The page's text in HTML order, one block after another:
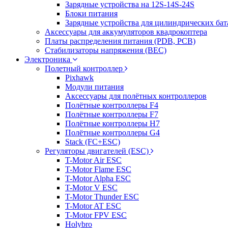
Зарядные устройства на 12S-14S-24S
Блоки питания
Зарядные устройства для цилиндрических
Аксессуары для аккумуляторов квадрокоптера
Платы распределения питания (PDB, PCB)
Стабилизаторы напряжения (BEC)
Электроника
Полетный контроллер
Pixhawk
Модули питания
Аксессуары для полётных контроллеров
Полётные контроллеры F4
Полётные контроллеры F7
Полётные контроллеры H7
Полётные контроллеры G4
Stack (FC+ESC)
Регуляторы двигателей (ESC)
T-Motor Air ESC
T-Motor Flame ESC
T-Motor Alpha ESC
T-Motor V ESC
T-Motor Thunder ESC
T-Motor AT ESC
T-Motor FPV ESC
Holybro